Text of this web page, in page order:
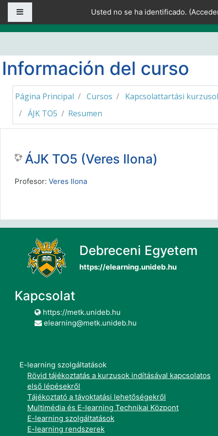
Salta al contenido principal
Usted no se ha identificado. (
Información del curso
Página Principal Cursos
Kapcsolattartási
ÁJK TO5
Resumen
ÁJK TO5 (Veres Ilona)
Profesor: Veres Ilona
Debreceni Egyetem
https://elearning.unideb.hu
Kapcsolat
https://metk.unideb.hu
elearning@metk.unideb.hu
E-learning szolgáltatások
Rövid tájékoztatás a kurzusok indításával kapcsolatos
első lépésekről
Tájékoztató a távoktatási lehetőségekről
Multimédia és E-learning Technikai Központ
E-learning szolgáltatások
E-learning rendszerek